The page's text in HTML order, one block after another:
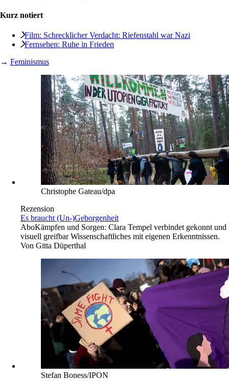
Kurz notiert
Film: Schrecklicher Verdacht: Riefenstahl war Nazi
Fernsehen: Ruhe in Frieden
→ Feminismus
Christophe Gateau/dpa
Rezension
Es braucht (Un-)Geborgenheit
AboKämpfen und Sorgen: Clara Tempel verbindet gekonnt und
visuell greifbar Wissenschaftliches mit eigenen Erkenntnissen.
Von Gitta Düperthal
Stefan Boness/IPON